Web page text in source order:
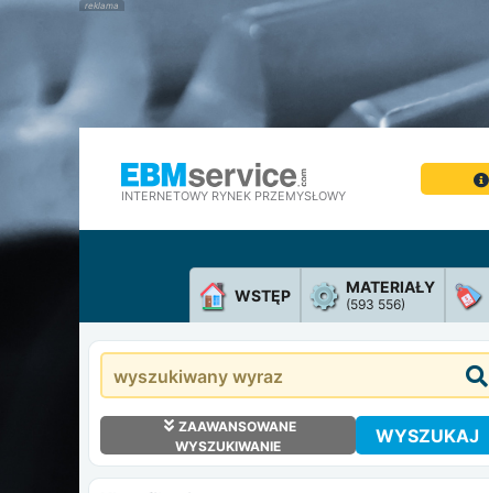
INTERNETOWY RYNEK PRZEMYSŁOWY
WSTĘP MATERIAŁY
(593 556)
ZAAWANSOWANE
WYSZUKIWANIE
WYSZUKAJ